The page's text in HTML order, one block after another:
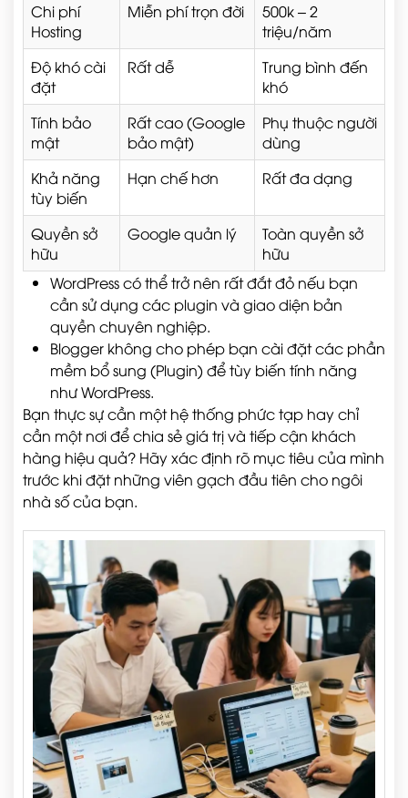
Chi phí
Hosting
Miễn phí trọn đời
500k – 2
triệu/năm
Độ khó cài
đặt
Rất dễ
Trung bình đến
khó
Tính bảo
mật
Rất cao (Google
bảo mật)
Phụ thuộc người
dùng
Khả năng
tùy biến
Hạn chế hơn Rất đa dạng
Quyền sở
hữu
Google quản lý
Toàn quyền sở
hữu
WordPress có thể trở nên rất đắt đỏ nếu bạn
cần sử dụng các plugin và giao diện bản
quyền chuyên nghiệp.
Blogger không cho phép bạn cài đặt các phần
mềm bổ sung (Plugin) để tùy biến tính năng
như WordPress.
Bạn thực sự cần một hệ thống phức tạp hay chỉ
cần một nơi để chia sẻ giá trị và tiếp cận khách
hàng hiệu quả? Hãy xác định rõ mục tiêu của mình
trước khi đặt những viên gạch đầu tiên cho ngôi
nhà số của bạn.